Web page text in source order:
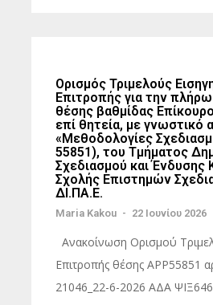
Oρισμός Τριμελούς
Επιτροπής για την
θέσης βαθμίδας
επί θητεία, με γνωστικό
«Μεθοδολογίες
55851), του Τμήματος
Σχεδιασμού και Ένδυσης
Σχολής Επιστημών
ΔΙ.ΠΑ.Ε.
Maria Kakou - 22 Ιουνίου 2026
Ανακοίνωση Ορισμού
Επιτροπής θέσης ΑΡΡ55851
21046_22-6-2026 ΑΔΑ